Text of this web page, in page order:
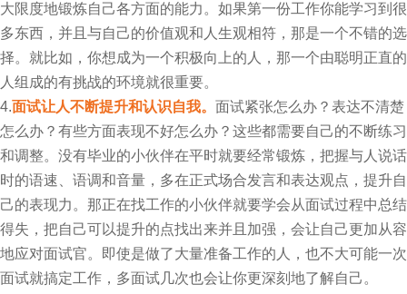
大限度地锻炼自己各方面的能力。如果第一份工作你能学习到很
多东西，并且与自己的价值观和人生观相符，那是一个不错的选
择。就比如，你想成为一个积极向上的人，那一个由聪明正直的
人组成的有挑战的环境就很重要。
4.面试让人不断提升和认识自我。 面试紧张怎么办？表达不清楚
怎么办？有些方面表现不好怎么办？这些都需要自己的不断练习
和调整。没有毕业的小伙伴在平时就要经常锻炼，把握与人说话
时的语速、语调和音量，多在正式场合发言和表达观点，提升自
己的表现力。那正在找工作的小伙伴就要学会从面试过程中总结
得失，把自己可以提升的点找出来并且加强，会让自己更加从容
地应对面试官。即使是做了大量准备工作的人，也不大可能一次
面试就搞定工作，多面试几次也会让你更深刻地了解自己。